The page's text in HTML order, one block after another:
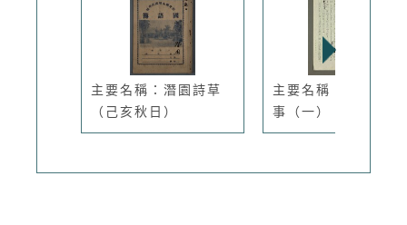
主要名稱：潛園詩草
（己亥秋日）
主要名稱：照片的故
事（一）：...